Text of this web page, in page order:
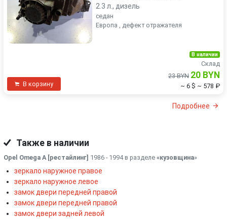
2.3 л., дизель
седан
Европа , дефект отражателя
В корзину
В наличии
Склад
23 BYN 20 BYN
~ 6 $ ~ 578 ₽
Подробнее
Также в наличии
Opel Omega A [рестайлинг] 1986 - 1994 в разделе «кузовщина»
зеркало наружное правое
зеркало наружное левое
замок двери передней правой
замок двери передней правой
замок двери задней левой